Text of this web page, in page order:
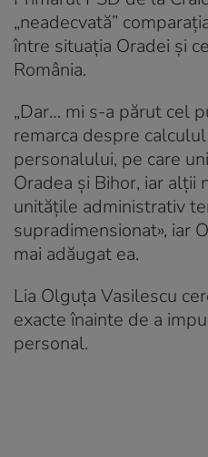
„neadecvată”
între situația Oradei și
România.
„Dar… mi s-a părut cel
remarca despre
personalului, pe care
Oradea și Bihor, iar alții
unitățile administrativ
supradimensionat», iar
mai adăugat ea.
Lia Olguța Vasilescu
exacte înainte de a
personal.